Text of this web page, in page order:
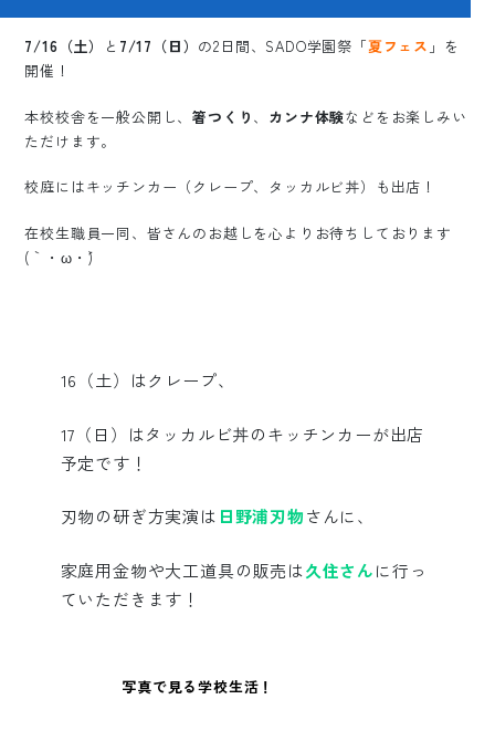
7/16（土） と 7/17（日） の2日間、SADO学園祭「夏フェス 」を
開催！
本校校舎を一般公開し、箸つくり 、 カンナ体験などをお楽しみい
ただけます。
校庭にはキッチンカー（クレープ、タッカルビ丼）も出店！
在校生職員一同、皆さんのお越しを心よりお待ちしております
(｀・ω・´)
16（土）はクレープ、
17（日）はタッカルビ丼のキッチンカーが出店
予定です！
刃物の研ぎ方実演は 日野浦刃物さんに、
家庭用金物や大工道具の販売は久住さんに行っ
ていただきます！
写真で見る学校生活！